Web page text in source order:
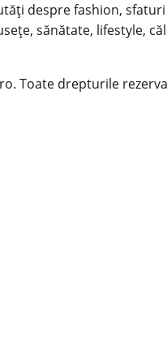
despre fashion,
sănătate, lifestyle,
Toate drepturile